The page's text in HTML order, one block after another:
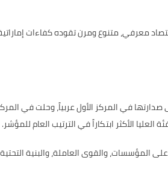
معرفي، متنوع ومرن تقوده كفاءات
.
المؤسسات، والقوى العاملة، والبنية